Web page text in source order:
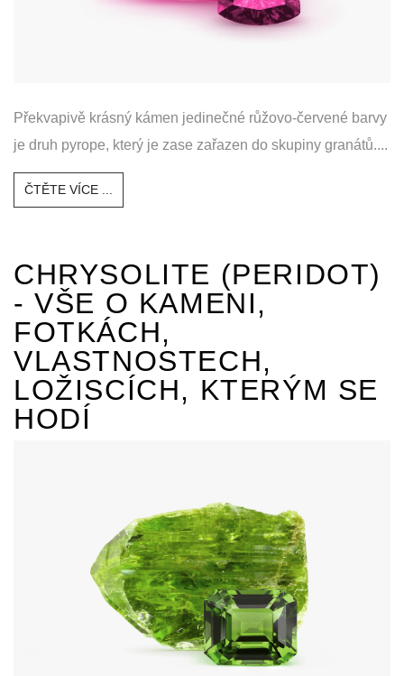
Překvapivě krásný kámen jedinečné růžovo-červené barvy
je druh pyrope, který je zase zařazen do skupiny granátů....
ČTĚTE VÍCE ...
CHRYSOLITE (PERIDOT)
- VŠE O KAMENI,
FOTKÁCH,
VLASTNOSTECH,
LOŽISCÍCH, KTERÝM SE
HODÍ